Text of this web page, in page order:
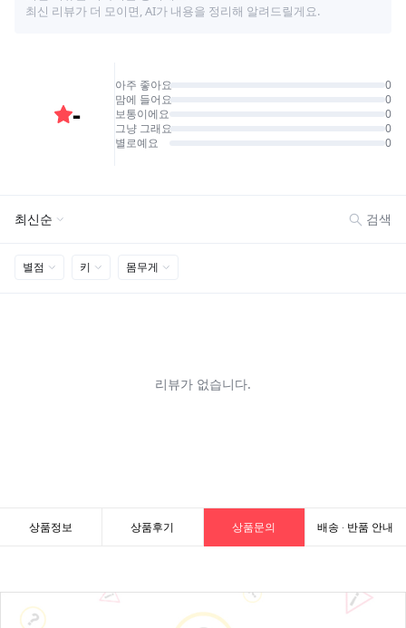
상품정보 상품후기 상품문의 배송 · 반품 안내